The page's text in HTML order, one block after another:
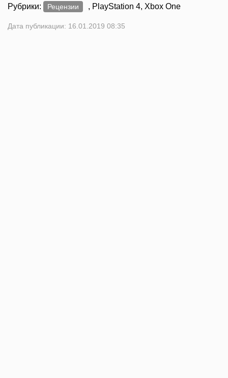
Рубрики: Рецензии , PlayStation 4, Xbox One
Дата публикации: 16.01.2019 08:35